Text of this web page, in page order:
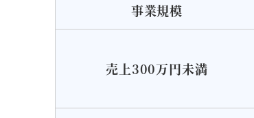
事業規模
売上300万円未満